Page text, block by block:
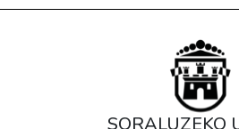
SORALUZEKO